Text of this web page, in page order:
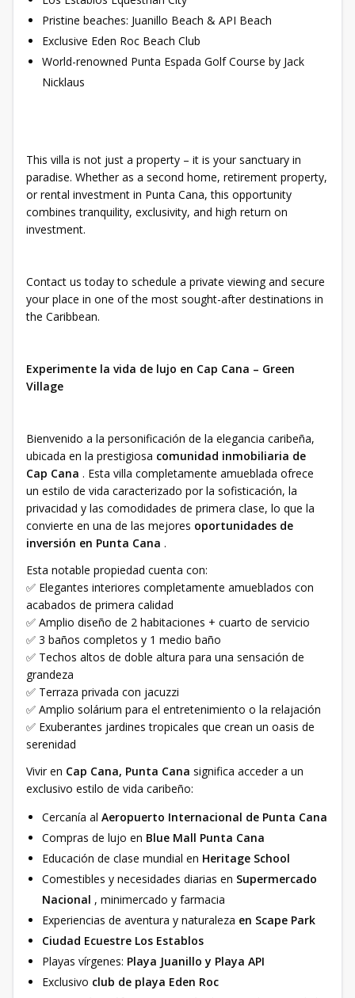
Pristine beaches: Juanillo Beach & API Beach
Exclusive Eden Roc Beach Club
World-renowned Punta Espada Golf Course by Jack
Nicklaus
This villa is not just a property – it is your sanctuary in
paradise. Whether as a second home, retirement property,
or rental investment in Punta Cana, this opportunity
combines tranquility, exclusivity, and high return on
investment.
Contact us today to schedule a private viewing and secure
your place in one of the most sought-after destinations in
the Caribbean.
Experimente la vida de lujo en Cap Cana – Green
Village
Bienvenido a la personificación de la elegancia caribeña,
ubicada en la prestigiosa comunidad inmobiliaria de
Cap Cana . Esta villa completamente amueblada ofrece
un estilo de vida caracterizado por la sofisticación, la
privacidad y las comodidades de primera clase, lo que la
convierte en una de las mejores oportunidades de
inversión en Punta Cana .
Esta notable propiedad cuenta con:
✅ Elegantes interiores completamente amueblados con
acabados de primera calidad
✅ Amplio diseño de 2 habitaciones + cuarto de servicio
✅ 3 baños completos y 1 medio baño
✅ Techos altos de doble altura para una sensación de
grandeza
✅ Terraza privada con jacuzzi
✅ Amplio solárium para el entretenimiento o la relajación
✅ Exuberantes jardines tropicales que crean un oasis de
serenidad
Vivir en Cap Cana, Punta Cana significa acceder a un
exclusivo estilo de vida caribeño:
Cercanía al Aeropuerto Internacional de Punta Cana
Compras de lujo en Blue Mall Punta Cana
Educación de clase mundial en Heritage School
Comestibles y necesidades diarias en Supermercado
Nacional , minimercado y farmacia
Experiencias de aventura y naturaleza en Scape Park
Ciudad Ecuestre Los Establos
Playas vírgenes: Playa Juanillo y Playa API
Exclusivo club de playa Eden Roc